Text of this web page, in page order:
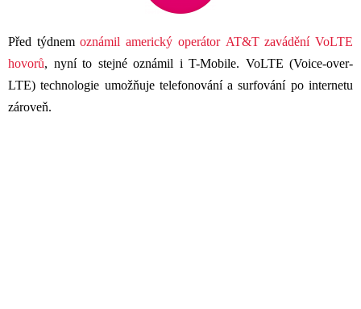
Před týdnemoznámil americký operátor AT&T zavádění VoLTE
hovorů, nyní to stejné oznámil i T-Mobile. VoLTE (Voice-over-
LTE) technologie umožňuje telefonování a surfování po internetu
zároveň.